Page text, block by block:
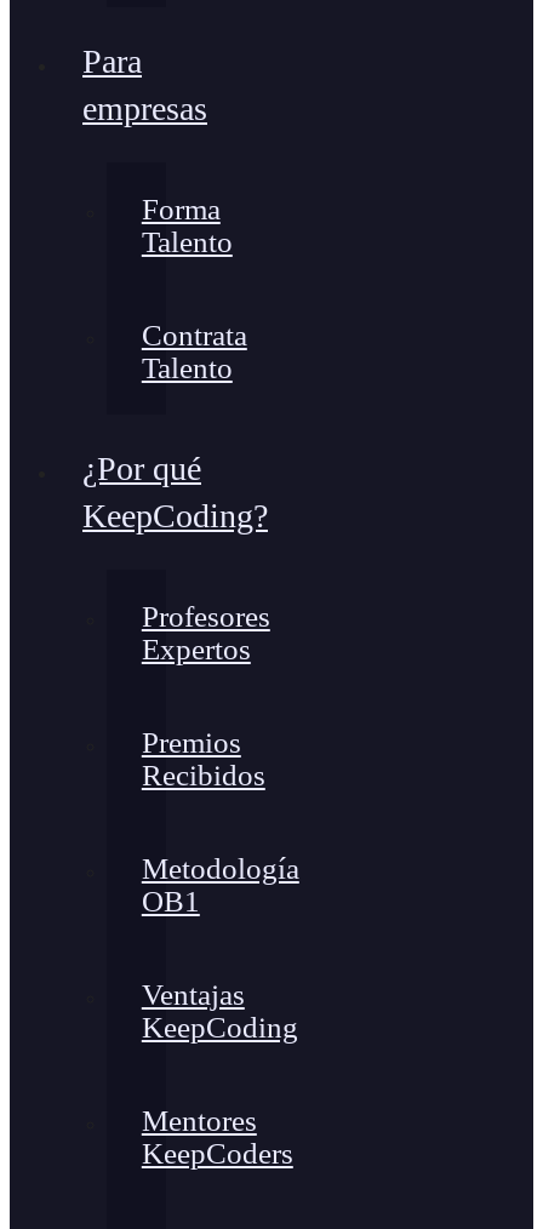
Para
empresas
Forma
Talento
Contrata
Talento
¿Por qué
KeepCoding?
Profesores
Expertos
Premios
Recibidos
Metodología
OB1
Ventajas
KeepCoding
Mentores
KeepCoders